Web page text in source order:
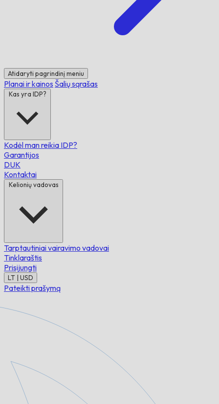
Atidaryti pagrindinį meniu
Planai ir kainos Šalių sąrašas
Kas yra IDP?
Kodėl man reikia IDP?
Garantijos
DUK
Kontaktai
Kelionių vadovas
Tarptautiniai vairavimo vadovai
Tinklaraštis
Prisijungti
LT | USD
Pateikti prašymą